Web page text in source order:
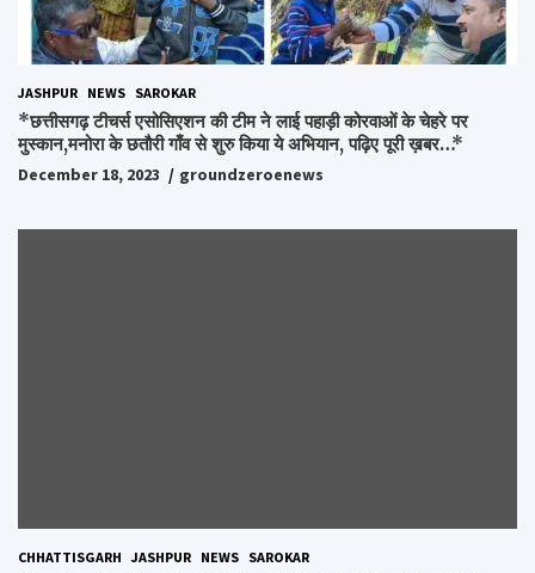
JASHPUR NEWS SAROKAR
*छत्तीसगढ़ टीचर्स एसोसिएशन की टीम ने लाई पहाड़ी कोरवाओं के चेहरे पर
मुस्कान,मनोरा के छतौरी गाँव से शुरु किया ये अभियान, पढ़िए पूरी ख़बर…*
December 18, 2023 groundzeroenews
CHHATTISGARH JASHPUR NEWS SAROKAR